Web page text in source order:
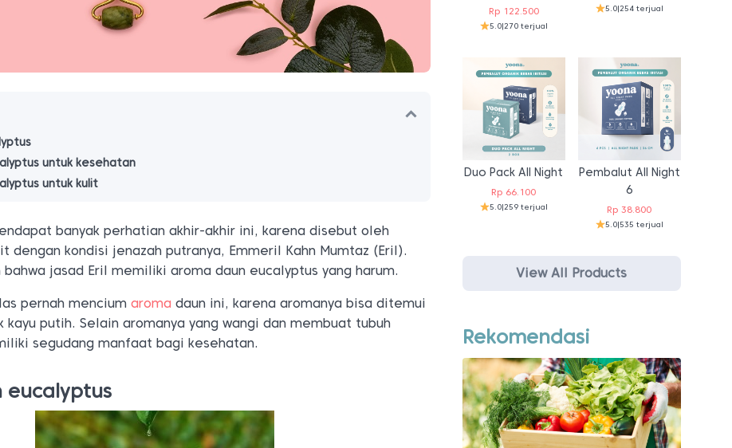
untuk kesehatan
untuk kulit
banyak perhatian akhir-akhir ini, karena disebut oleh
dengan kondisi jenazah putranya, Emmeril Kahn Mumtaz (Eril).
jasad Eril memiliki aroma daun eucalyptus yang harum.
pernah menciumaroma daun ini, karena aromanya bisa ditemui
kayu putih. Selain aromanya yang wangi dan membuat tubuh
segudang manfaat bagi kesehatan.
eucalyptus
Rp122.500
5.0|270 terjual
5.0|254 terjual
Duo Pack All Night
Rp 66.100
5.0|259 terjual
Pembalut All Night
6
Rp 38.800
5.0|535 terjual
View All Products
Rekomendasi